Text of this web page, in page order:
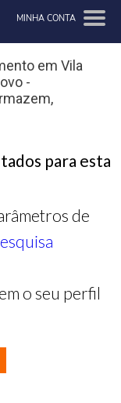
MINHA CONTA
em Vila
-
para esta
de
o seu perfil